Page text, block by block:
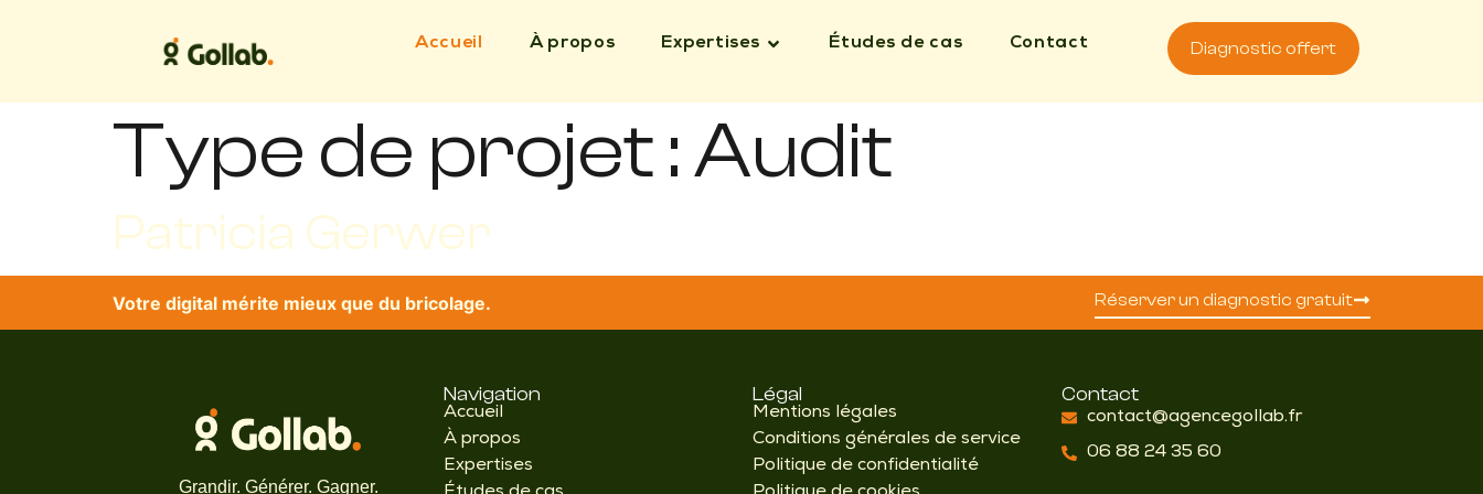
Accueil À propos Expertises Études de cas Contact Diagnostic offert
Type de projet :Audit
Patricia Gerwer
Votre digital mérite mieux que du bricolage. Réserver un diagnostic gratuit
Grandir. Générer. Gagner.
Navigation
Accueil
À propos
Expertises
Légal
Mentions légales
Conditions générales de service
Politique de confidentialité
Contact
contact@agencegollab.fr
06 88 24 35 60